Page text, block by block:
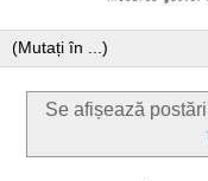
Se afișează